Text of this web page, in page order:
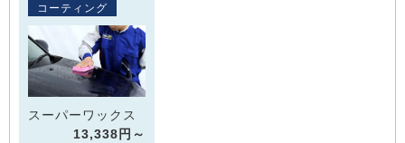
コーティング
スーパーワックス
13,338円～